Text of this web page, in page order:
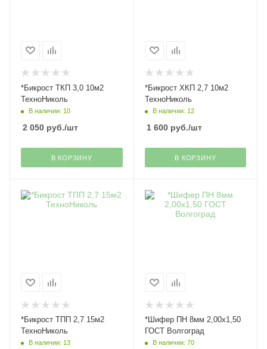
*Бикрост ТКП 3,0 10м2
ТехноНиколь
В наличии: 10
2 050 руб./шт
В КОРЗИНУ
*Бикрост ХКП 2,7 10м2
ТехноНиколь
В наличии: 12
1 600руб./шт
В КОРЗИНУ
*Бикрост ТПП 2,7 15м2
ТехноНиколь
В наличии: 13
*Шифер ПН 8мм 2,00х1,50
ГОСТ Волгоград
В наличии: 70